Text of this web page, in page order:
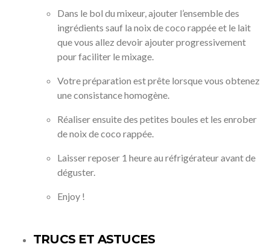
Dans le bol du mixeur, ajouter l’ensemble des
ingrédients sauf la noix de coco rappée et le lait
que vous allez devoir ajouter progressivement
pour faciliter le mixage.
Votre préparation est prête lorsque vous obtenez
une consistance homogène.
Réaliser ensuite des petites boules et les enrober
de noix de coco rappée.
Laisser reposer 1 heure au réfrigérateur avant de
déguster.
Enjoy !
TRUCS ET ASTUCES